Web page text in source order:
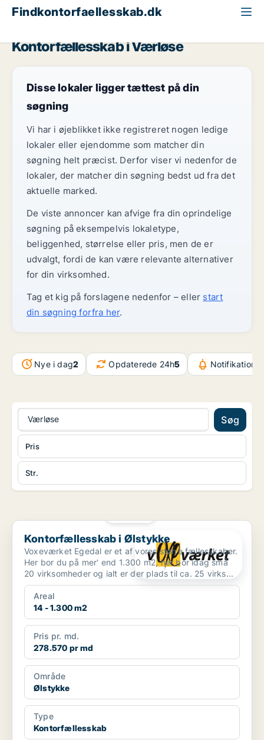
Findkontorfaellesskab.dk
Kontorfællesskab i Værløse
Disse lokaler ligger tættest på din
søgning
Vi har i øjeblikket ikke registreret nogen ledige
lokaler eller ejendomme som matcher din
søgning helt præcist. Derfor viser vi nedenfor de
lokaler, der matcher din søgning bedst ud fra det
aktuelle marked.
De viste annoncer kan afvige fra din oprindelige
søgning på eksempelvis lokaletype,
beliggenhed, størrelse eller pris, men de er
udvalgt, fordi de kan være relevante alternativer
for din virksomhed.
Tag et kig på forslagene nedenfor – eller start
din søgning forfra her.
Nye i dag2 Opdaterede 24h5
Værløse Søg
Str.
Pris
Kontorfællesskab i Ølstykke
Kontorfællesskab i Ølstykke
Voxeværket Egedal er et af vores større fællesskaber.
Her bor du på mer' end 1.300 m2, her bor idag små
20 virksomheder og ialt er der plads til ca. 25 virks...
Areal
14 - 1.300 m2
Pris pr. md.
278.570 pr md
Område
Ølstykke
Type
Kontorfællesskab